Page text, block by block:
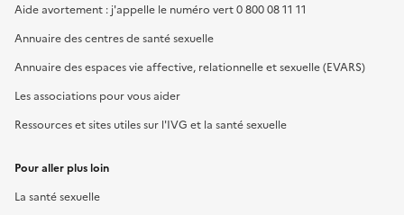
Aide avortement : j'appelle le numéro vert 0 800 08 11 11
Annuaire des centres de santé sexuelle
Annuaire des espaces vie affective, relationnelle et sexuelle (EVARS)
Les associations pour vous aider
Ressources et sites utiles sur l'IVG et la santé sexuelle
Pour aller plus loin
La santé sexuelle